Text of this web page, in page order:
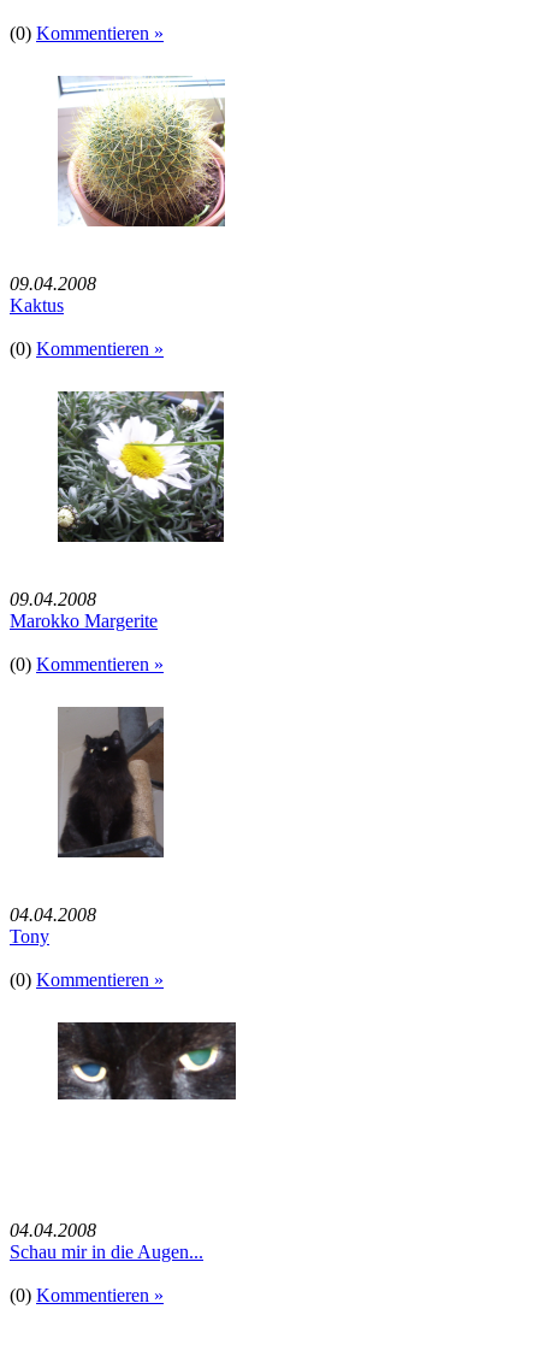
(0) Kommentieren »
09.04.2008
Kaktus
(0) Kommentieren »
09.04.2008
Marokko Margerite
(0) Kommentieren »
04.04.2008
Tony
(0) Kommentieren »
04.04.2008
Schau mir in die Augen...
(0) Kommentieren »